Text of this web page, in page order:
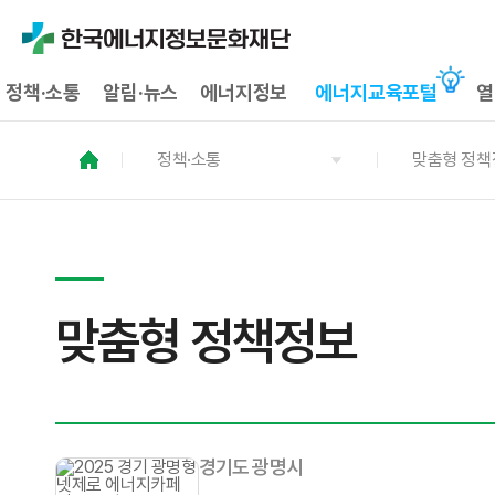
정책·소통 알림·뉴스 에너지정보 에너지교육포털
정책·소통 맞춤형 정책
맞춤형 정책정보
경기도 광명시